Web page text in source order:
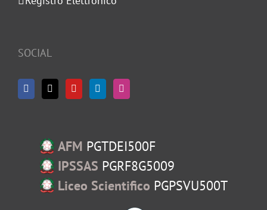
SOCIAL
AFM PGTDEI500F
IPSSAS PGRF8G5009
Liceo Scientifico PGPSVU500T